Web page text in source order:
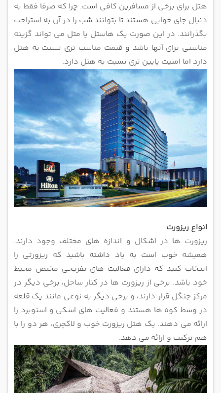
هتل برای برخی از مسافرین کافی است. چرا که صرفا فقط به
دنبال جای خوابی هستند تا بتوانند شب را در آن به استراحت
بگذرانند. در این صورت یک هاستل یا متل می تواند گزینه
مناسبی برای آنها باشد و قیمت مناسب تری نسبت به هتل
دارد اما امنیت پایین تری نسبت به هتل دارد.
انواع ریزورت
ریزورت ها در اشکال و اندازه های مختلف وجود دارند.
همیشه خوب است به یاد داشته باشید که ریزورتی را
انتخاب کنید که دارای فعالیت های تفریحی مختص محیط
خود باشد. برخی از ریزورت ها در کنار ساحل، برخی دیگر در
مرکز جنگل قرار دارند، و برخی دیگر به نوعی مانند یک قلعه
در وسط کوه ها هستند و فعالیت های اسکی و اسنوبرد را
ارائه می دهند. یک هتل ریزورت خوب و لاکچری، هر دو را با
هم ترکیب و ارائه می دهد.